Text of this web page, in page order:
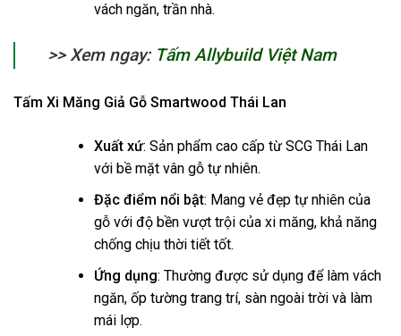
vách ngăn, trần nhà.
>> Xem ngay: Tấm Allybuild Việt Nam
Tấm Xi Măng Giả Gỗ Smartwood Thái Lan
Xuất xứ: Sản phẩm cao cấp từ SCG Thái Lan
với bề mặt vân gỗ tự nhiên.
Đặc điểm nổi bật: Mang vẻ đẹp tự nhiên của
gỗ với độ bền vượt trội của xi măng, khả năng
chống chịu thời tiết tốt.
Ứng dụng: Thường được sử dụng để làm vách
ngăn, ốp tường trang trí, sàn ngoài trời và làm
mái lợp.